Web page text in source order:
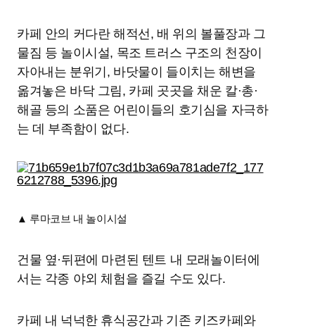
카페 안의 커다란 해적선, 배 위의 볼풀장과 그
물짐 등 놀이시설, 목조 트러스 구조의 천장이
자아내는 분위기, 바닷물이 들이치는 해변을
옮겨놓은 바닥 그림, 카페 곳곳을 채운 칼·총·
해골 등의 소품은 어린이들의 호기심을 자극하
는 데 부족함이 없다.
▲ 루마코브 내 놀이시설
건물 옆·뒤편에 마련된 텐트 내 모래놀이터에
서는 각종 야외 체험을 즐길 수도 있다.
카페 내 넉넉한 휴식공간과 기존 키즈카페와